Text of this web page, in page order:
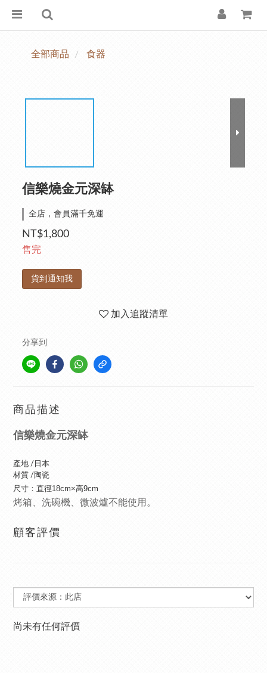
全部商品 食器
信樂燒金元深缽
全店，會員滿千免運
NT$1,800
售完
貨到通知我
加入追蹤清單
分享到
商品描述
信樂燒金元深缽
產地 /日本
材質 /陶瓷
尺寸：直徑18cm×高9cm
烤箱、洗碗機、微波爐不能使用。
顧客評價
尚未有任何評價